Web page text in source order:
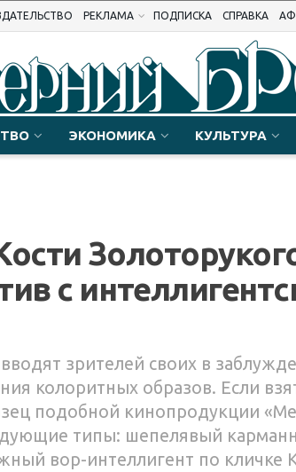
РЕКЛАМА ПОДПИСКА СПРАВКА
ЭКОНОМИКА КУЛЬТУРА
с
зрителей своих в
колоритных образов. Если
подобной кинопродукции
типы: шепелявый
вор-интеллигент по кличке